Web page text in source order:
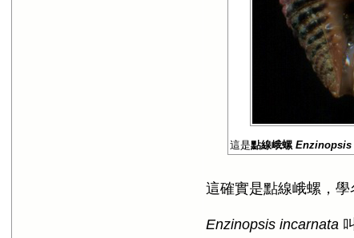
這是點線峨螺 Enzinopsis
這確實是點線峨螺，學
Enzinopsis incarnata